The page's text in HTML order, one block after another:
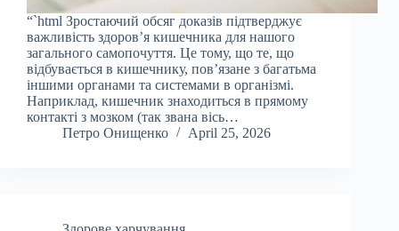
“`html Зростаючий обсяг доказів підтверджує
важливість здоров’я кишечника для нашого
загального самопочуття. Це тому, що те, що
відбувається в кишечнику, пов’язане з багатьма
іншими органами та системами в організмі.
Наприклад, кишечник знаходиться в прямому
контакті з мозком (так звана вісь…
Петро Онищенко
April 25, 2026